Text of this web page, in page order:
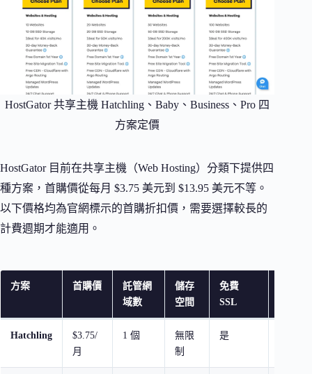
HostGator 共享主機 Hatchling、Baby、Business、Pro 四
方案定價
HostGator 目前在共享主機（Web Hosting）分類下提供四
種方案，首購價從每月 $3.75 美元到 $13.95 美元不等。
以下價格均為官網標示的首購折扣價，需要選擇較長的
計費週期才能適用。
方案 首購價
託管網
域數
儲存
空間
免費
SSL
Hatchling
$3.75/
月
1 個
無限
制
是